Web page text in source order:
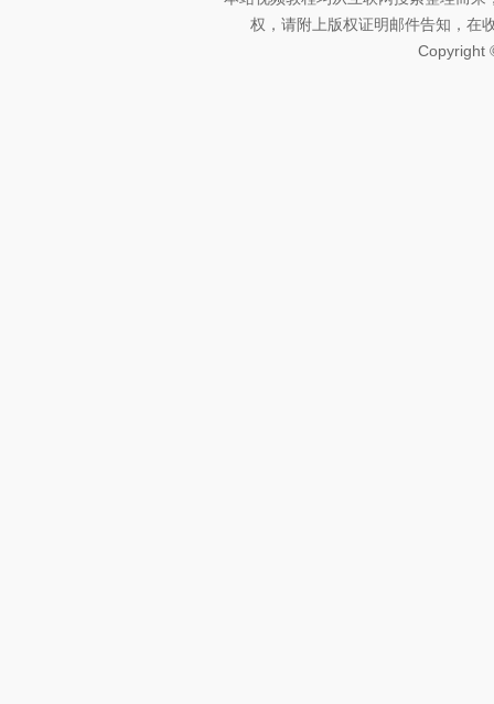
权，请附上版权证明邮件告知，在
Copyright